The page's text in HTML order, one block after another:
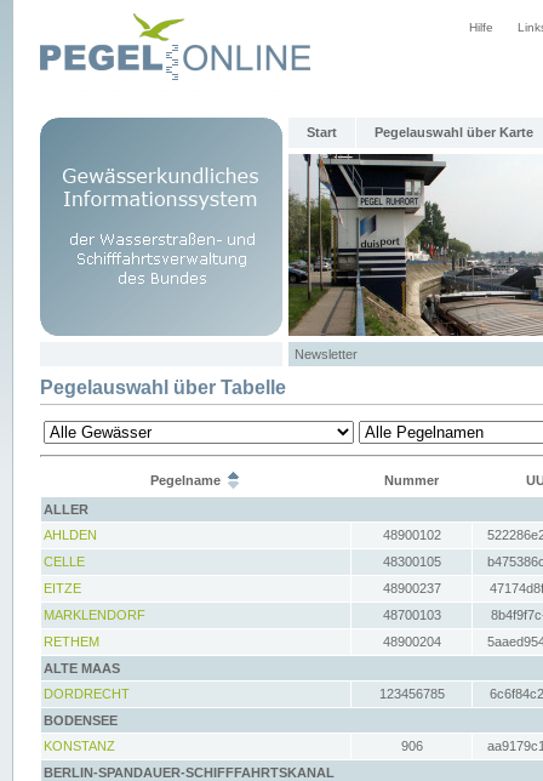
Hilfe
Start Pegelauswahl über Karte
Newsletter
Pegelauswahl über Tabelle
Pegelname Nummer
ALLER
AHLDEN
48900102
CELLE
48300105
EITZE
48900237
MARKLENDORF
48700103
RETHEM
48900204
ALTE MAAS
DORDRECHT
123456785
BODENSEE
KONSTANZ
906
BERLIN-SPANDAUER-SCHIFFFAHRTSKANAL